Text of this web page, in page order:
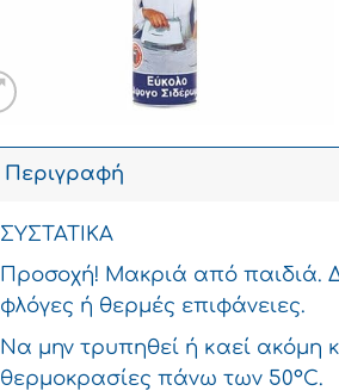
Περιγραφή
ΣΥΣΤΑΤΙΚΑ
Προσοχή! Μακριά από παιδιά.
φλόγες ή θερμές επιφάνειες.
Να μην τρυπηθεί ή καεί ακόμη
θερμοκρασίες πάνω των 50°C.